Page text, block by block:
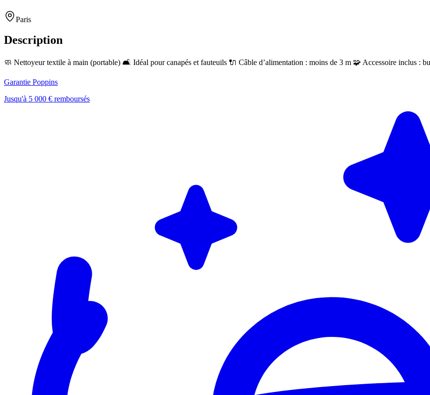
Paris
Description
🧼 Nettoyeur textile à main (portable) 🛋️ Idéal pour canapés et fauteuils 🔌 Câble d’alimentation : moins de 3 m 🧩 Accessoire inclus :
Garantie Poppins
Jusqu'à 5 000 € remboursés